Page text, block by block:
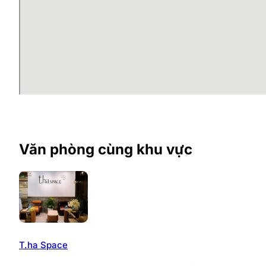
Văn phòng có tới 2 phòng nghỉ cho nhân viên
Nhiều gói dịch vụ cho khách hàng chọn lựa
Văn phòng sẵn có nội thất, bàn ghế, tủ tài liệu…
Được thừa hưởng nhiều tiện ích và dịch vụ cao
Diện tích văn phòng cho thuê đa dạng
Giá thuê hấp dẫn
Văn phòng cùng khu vực
T.ha Space